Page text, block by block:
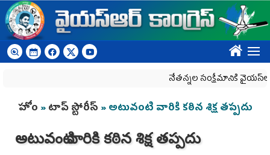
Skip to main content
????
నేతన్నల సంక్షేమానికి
You are here
హోం »టాప్ స్టోరీస్ » అటువంటి వారికి క‌ఠిన శిక్ష త‌ప్ప‌దు
అటువంటి వారికి క‌ఠిన శిక్ష త‌ప్ప‌దు